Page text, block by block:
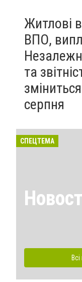
Житлові
ВПО,
та
серпня
СПЕЦТЕМА